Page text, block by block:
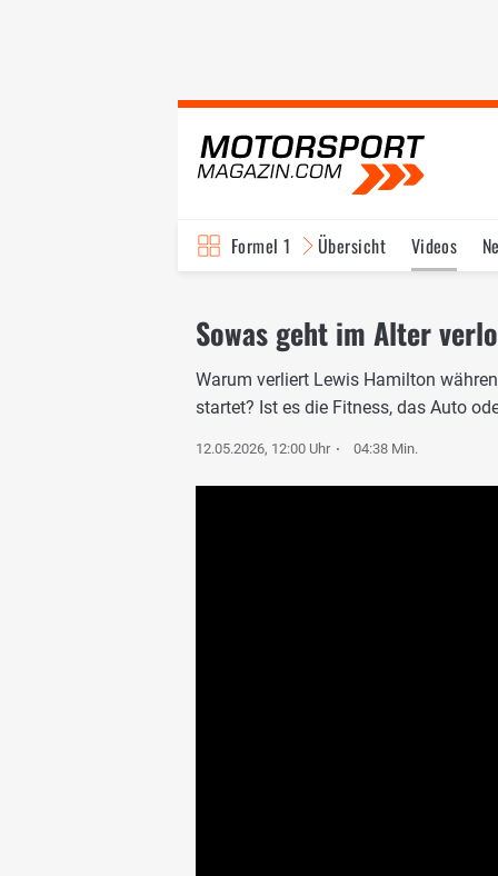
Formel 1 Übersicht Videos
Sowas geht im Alter
Warum verliert Lewis Hamilton
startet? Ist es die Fitness, das Auto
12.05.2026, 12:00 Uhr 04:38 Min.